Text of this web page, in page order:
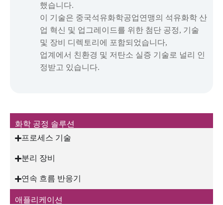
했습니다.
이 기술은 중국석유화학공업연맹의 석유화학 산
업 혁신 및 업그레이드를 위한 첨단 공정, 기술
및 장비 디렉토리에 포함되었습니다,
업계에서 친환경 및 저탄소 실증 기술로 널리 인
정받고 있습니다.
화학 공정 솔루션
프로세스 기술
분리 장비
연속 흐름 반응기
애플리케이션